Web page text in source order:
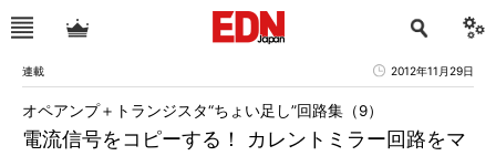
連載 2012年11月29日
電流信号をコピーする！ カレントミラー回路をマ
オペアンプ＋トランジスタ“ちょい足し”回路集（9）